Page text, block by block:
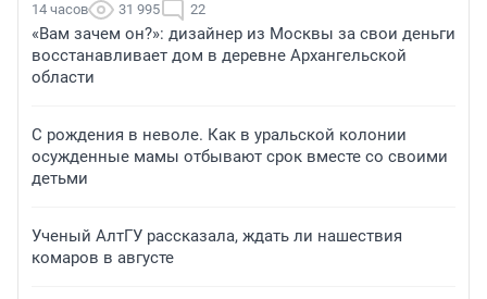
14 часов 31 995 22
«Вам зачем он?»: дизайнер из Москвы за свои деньги
восстанавливает дом в деревне Архангельской
области
С рождения в неволе. Как в уральской колонии
осужденные мамы отбывают срок вместе со своими
детьми
Ученый АлтГУ рассказала, ждать ли нашествия
комаров в августе